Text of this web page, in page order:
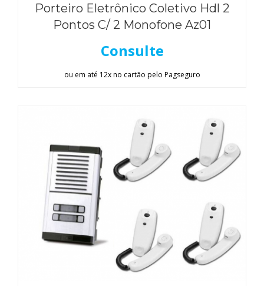
Porteiro Eletrônico Coletivo Hdl 2
Pontos C/ 2 Monofone Az01
Consulte
ou em até 12x no cartão pelo Pagseguro